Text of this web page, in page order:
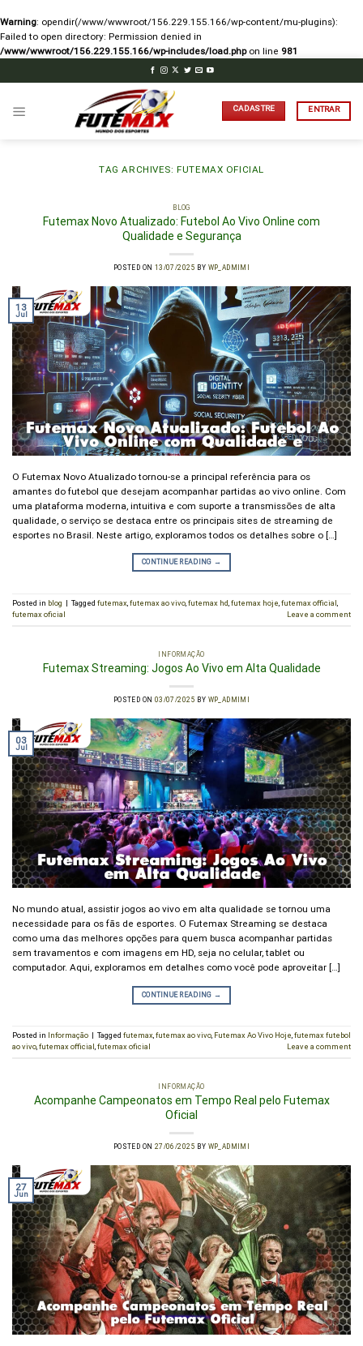
Warning: opendir(/www/wwwroot/156.229.155.166/wp-content/mu-plugins):
Failed to open directory: Permission denied in
/www/wwwroot/156.229.155.166/wp-includes/load.phpon line 981
CADASTRE ENTRAR
TAG ARCHIVES:FUTEMAX OFICIAL
BLOG
Futemax Novo Atualizado: Futebol Ao Vivo Online com
Qualidade e Segurança
POSTED ON 13/07/2025 BY WP_ADMIMI
13
Jul
O Futemax Novo Atualizado tornou-se a principal referência para os
amantes do futebol que desejam acompanhar partidas ao vivo online. Com
uma plataforma moderna, intuitiva e com suporte a transmissões de alta
qualidade, o serviço se destaca entre os principais sites de streaming de
esportes no Brasil. Neste artigo, exploramos todos os detalhes sobre o […]
CONTINUE READING →
Posted in blog | Tagged futemax,futemax ao vivo,futemax hd,futemax hoje,futemax official,
futemax oficial
Leave a comment
INFORMAÇÃO
Futemax Streaming: Jogos Ao Vivo em Alta Qualidade
POSTED ON 03/07/2025 BY WP_ADMIMI
03
Jul
No mundo atual, assistir jogos ao vivo em alta qualidade se tornou uma
necessidade para os fãs de esportes. O Futemax Streaming se destaca
como uma das melhores opções para quem busca acompanhar partidas
sem travamentos e com imagens em HD, seja no celular, tablet ou
computador. Aqui, exploramos em detalhes como você pode aproveitar […]
CONTINUE READING →
Posted in Informação Tagged futemax,futemax ao vivo, Futemax Ao Vivo Hoje,futemax futebol
ao vivo,futemax official ,futemax oficial Leave a comment
INFORMAÇÃO
Acompanhe Campeonatos em Tempo Real pelo Futemax
Oficial
POSTED ON 27/06/2025 BY WP_ADMIMI
27
Jun